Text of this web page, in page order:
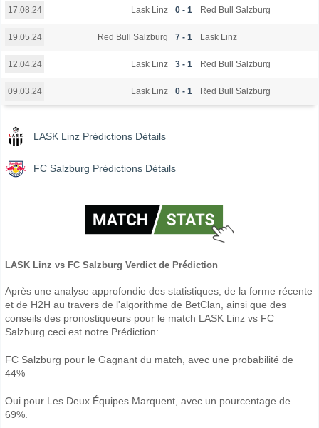
17.08.24 Lask Linz 0 - 1 Red Bull Salzburg
19.05.24 Red Bull Salzburg 7 - 1 Lask Linz
12.04.24 Lask Linz 3 - 1 Red Bull Salzburg
09.03.24 Lask Linz 0 - 1 Red Bull Salzburg
LASK Linz Prédictions Détails
FC Salzburg Prédictions Détails
LASK Linz vs FC Salzburg Verdict de Prédiction
Après une analyse approfondie des statistiques, de la forme récente
et de H2H au travers de l'algorithme de BetClan, ainsi que des
conseils des pronostiqueurs pour le match LASK Linz vs FC
Salzburg ceci est notre Prédiction:
FC Salzburg pour le Gagnant du match, avec une probabilité de
44%
Oui pour Les Deux Équipes Marquent, avec un pourcentage de
69%.